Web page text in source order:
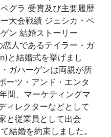
グラ 受賞及び主要履歴
大会戦績 ジェシカ・ペ
ン 結婚ストーリー
人であるテイラー・ガ
と結婚式を挙げまし
ガハーゲンは両親が所
ーツ・アンド・エンタ
間、マーケティングマ
ィレクターなどとして
と従業員として出会
結婚を約束しました。